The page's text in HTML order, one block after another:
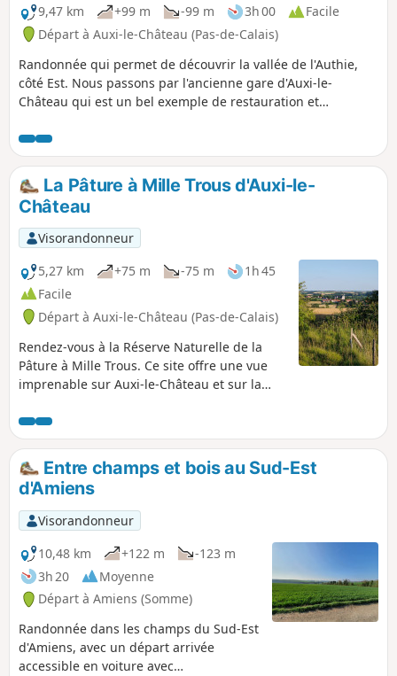
9,47 km
+99 m -99 m 3h 00
Facile
Départ à Auxi-le-Château (Pas-de-Calais)
Randonnée qui permet de découvrir la vallée de l'Authie,
côté Est. Nous passons par l'ancienne gare d'Auxi-le-
Château qui est un bel exemple de restauration et
petit cimetière militaire qui nous rappelle, ici aussi, les
horreurs de la guerre. Enfin, profitons des superbes points
de vue sur la vallée et sur la charmante ville d'Auxi.
La Pâture à Mille Trous d'Auxi-le-
Château
Visorandonneur
5,27 km
+75 m -75 m
1h 45
Facile
Départ à Auxi-le-Château (Pas-de-Calais)
Rendez-vous à la Réserve Naturelle de la
Pâture à Mille Trous. Ce site offre une vue
imprenable sur Auxi-le-Château et sur la
un bon bol d'air. Prévoyez de bonnes
chaussures!
Entre champs et bois au Sud-Est
d'Amiens
Visorandonneur
10,48 km
+122 m
-123 m
3h 20
Moyenne
Départ à Amiens (Somme)
Randonnée dans les champs du Sud-Est
d'Amiens, avec un départ arrivée
accessible en voiture avec